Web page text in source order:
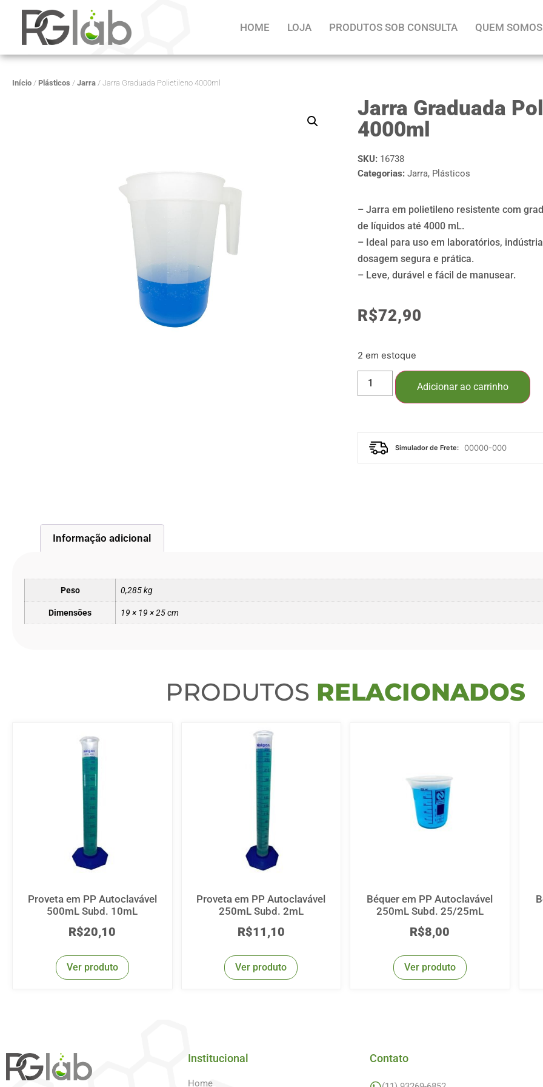
HOME LOJA PRODUTOS SOB CONSULTA QUEM SOMOS
Início / Plásticos / Jarra / Jarra Graduada Polietileno 4000ml
Jarra Graduada
4000ml
SKU: 16738
Categorias: Jarra, Plásticos
– Jarra em polietileno resistente com
de líquidos até 4000 mL.
– Ideal para uso em laboratórios,
dosagem segura e prática.
– Leve, durável e fácil de manusear.
R$72,90
2 em estoque
Adicionar ao carrinho
Simulador de Frete:
Informação adicional
Peso 0,285 kg
Dimensões 19 × 19 × 25 cm
PRODUTOS RELACIONADOS
Proveta em PP Autoclavável
500mL Subd. 10mL
R$20,10
Ver produto
Proveta em PP Autoclavável
250mL Subd. 2mL
R$11,10
Ver produto
Béquer em PP Autoclavável
250mL Subd. 25/25mL
R$8,00
Ver produto
Institucional
Home
Contato